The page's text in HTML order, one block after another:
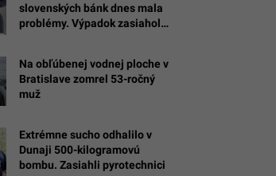
slovenských bánk dnes mala
problémy. Výpadok zasiahol
Na obľúbenej vodnej ploche v
Bratislave zomrel 53-ročný
muž
Extrémne sucho odhalilo v
Dunaji 500-kilogramovú
bombu. Zasiahli pyrotechnici